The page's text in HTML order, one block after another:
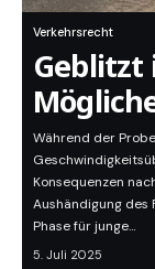
Verkehrsrecht
Geblitzt
Während der
Konsequenzen
Aushändigung
Phase für junge…
5. Juli 2025